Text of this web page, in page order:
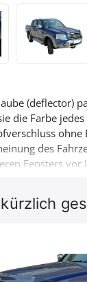
(deflector)
die Farbe
ohne
des
Fensters vor
4X4, das die
der Firma